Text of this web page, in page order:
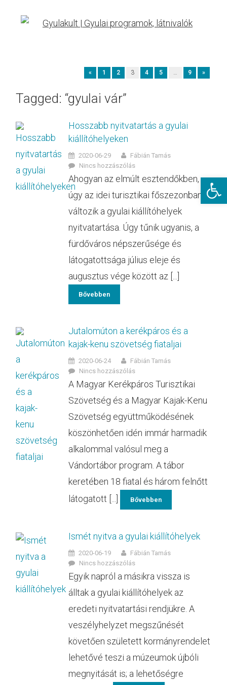
« 1 2 3 4 5 … 9 »
Tagged: “gyulai vár”
Hosszabb nyitvatartás a gyulai
kiállítóhelyeken
2020-06-29
Fábián Tamás
Nincs hozzászólás
Ahogyan az elmúlt esztendőkben,
úgy az idei turisztikai főszezonban is
változik a gyulai kiállítóhelyek
nyitvatartása. Úgy tűnik ugyanis, a
fürdőváros népszerűsége és
látogatottsága július eleje és
augusztus vége között az [...]
Bővebben
Jutalomúton a kerékpáros és a
kajak-kenu szövetség fiataljai
2020-06-24
Fábián Tamás
Nincs hozzászólás
A Magyar Kerékpáros Turisztikai
Szövetség és a Magyar Kajak-Kenu
Szövetség együttműködésének
köszönhetően idén immár harmadik
alkalommal valósul meg a
Vándortábor program. A tábor
keretében 18 fiatal és három felnőtt
látogatott [...]
Bővebben
Ismét nyitva a gyulai kiállítóhelyek
2020-06-19
Fábián Tamás
Nincs hozzászólás
Egyik napról a másikra vissza is
álltak a gyulai kiállítóhelyek az
eredeti nyitvatartási rendjükre. A
veszélyhelyzet megszűnését
követően született kormányrendelet
lehetővé teszi a múzeumok újbóli
megnyitását is; a lehetőségre